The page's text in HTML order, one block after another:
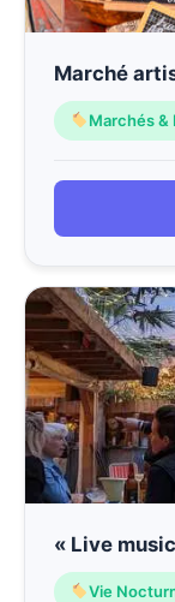
Marché
Marchés &
« Live
Vie